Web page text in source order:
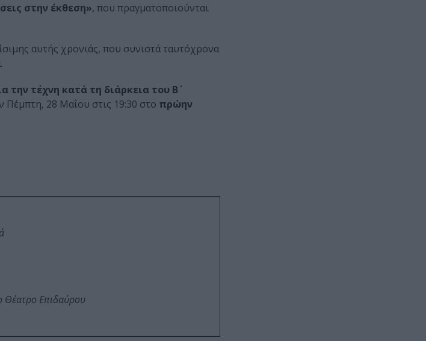
στην έκθεση», που πραγματοποιούνται
αυτής χρονιάς, που συνιστά ταυτόχρονα
τέχνη κατά τη διάρκεια του Β΄
Πέμπτη, 28 Μαΐου στις 19:30 στο πρώην
Θέατρο Επιδαύρου